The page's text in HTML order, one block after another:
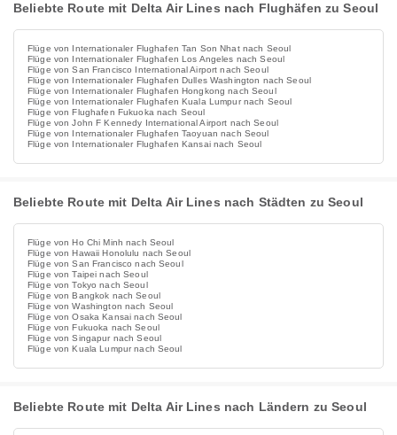
Beliebte Route mit Delta Air Lines nach Flughäfen zu Seoul
Flüge von Internationaler Flughafen Tan Son Nhat nach Seoul
Flüge von Internationaler Flughafen Los Angeles nach Seoul
Flüge von San Francisco International Airport nach Seoul
Flüge von Internationaler Flughafen Dulles Washington nach Seoul
Flüge von Internationaler Flughafen Hongkong nach Seoul
Flüge von Internationaler Flughafen Kuala Lumpur nach Seoul
Flüge von Flughafen Fukuoka nach Seoul
Flüge von John F Kennedy International Airport nach Seoul
Flüge von Internationaler Flughafen Taoyuan nach Seoul
Flüge von Internationaler Flughafen Kansai nach Seoul
Beliebte Route mit Delta Air Lines nach Städten zu Seoul
Flüge von Ho Chi Minh nach Seoul
Flüge von Hawaii Honolulu nach Seoul
Flüge von San Francisco nach Seoul
Flüge von Taipei nach Seoul
Flüge von Tokyo nach Seoul
Flüge von Bangkok nach Seoul
Flüge von Washington nach Seoul
Flüge von Osaka Kansai nach Seoul
Flüge von Fukuoka nach Seoul
Flüge von Singapur nach Seoul
Flüge von Kuala Lumpur nach Seoul
Beliebte Route mit Delta Air Lines nach Ländern zu Seoul